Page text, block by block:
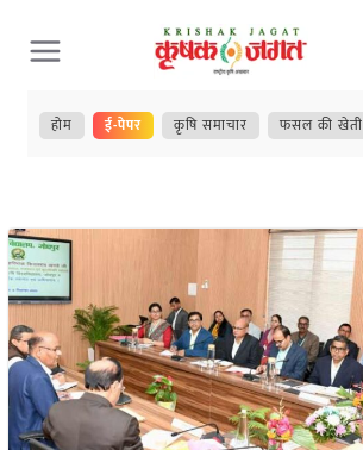
Skip
to
content
होम ई-पेपर कृषि समाचार फसल की खेती